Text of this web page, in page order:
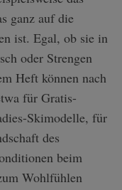
ganz auf die
ist. Egal, ob sie in
oder Strengen
Heft können nach
für Gratis-
Skimodelle, für
des
beim
Wohlfühlen